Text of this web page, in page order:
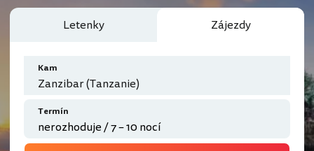
Letenky Zájezdy
Kam
Zanzibar (Tanzanie)
Termín